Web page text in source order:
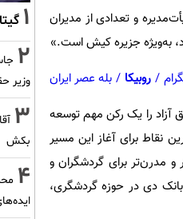
و تعدادی از مدیران
به‌ویژه جزیره کیش است.»
/ روبیکا / بله عصر ایران
آزاد را یک رکن مهم توسعه
نقاط برای آغاز این مسیر
مدرن‌تر برای گردشگران و
دی در حوزه گردشگری،
1
2
وزیر
3
بکش
4